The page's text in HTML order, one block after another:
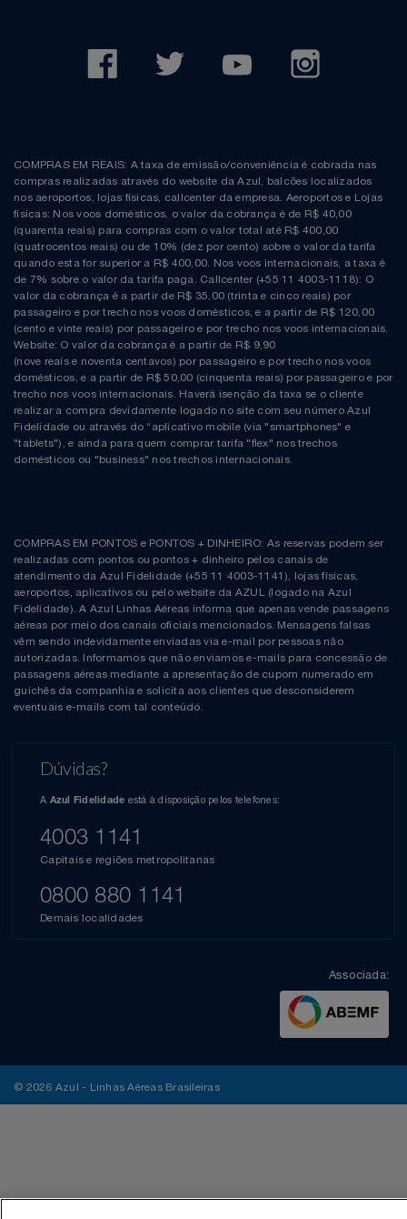
COMPRAS EM REAIS: A taxa de emissão/conveniência é cobrada nas
compras realizadas através do website da Azul, balcões localizados
nos aeroportos, lojas físicas, callcenter da empresa. Aeroportos e Lojas
físicas: Nos voos domésticos, o valor da cobrança é de R$ 40,00
(quarenta reais) para compras com o valor total até R$ 400,00
(quatrocentos reais) ou de 10% (dez por cento) sobre o valor da tarifa
quando esta for superior a R$ 400,00. Nos voos internacionais, a taxa é
de 7% sobre o valor da tarifa paga. Callcenter (+55 11 4003-1118): O
valor da cobrança é a partir de R$ 35,00 (trinta e cinco reais) por
passageiro e por trecho nos voos domésticos, e a partir de R$ 120,00
(cento e vinte reais) por passageiro e por trecho nos voos internacionais.
Website: O valor da cobrança é a partir de R$ 9,90
(nove reais e noventa centavos) por passageiro e por trecho nos voos
domésticos, e a partir de R$ 50,00 (cinquenta reais) por passageiro e por
trecho nos voos internacionais. Haverá isenção da taxa se o cliente
realizar a compra devidamente logado no site com seu número Azul
Fidelidade ou através do “aplicativo mobile (via "smartphones" e
"tablets"), e ainda para quem comprar tarifa "flex" nos trechos
domésticos ou "business" nos trechos internacionais.
COMPRAS EM PONTOS e PONTOS + DINHEIRO: As reservas podem ser
realizadas com pontos ou pontos + dinheiro pelos canais de
atendimento da Azul Fidelidade (+55 11 4003-1141), lojas físicas,
aeroportos, aplicativos ou pelo website da AZUL (logado na Azul
Fidelidade). A Azul Linhas Aéreas informa que apenas vende passagens
aéreas por meio dos canais oficiais mencionados. Mensagens falsas
vêm sendo indevidamente enviadas via e-mail por pessoas não
autorizadas. Informamos que não enviamos e-mails para concessão de
passagens aéreas mediante a apresentação de cupom numerado em
guichês da companhia e solicita aos clientes que desconsiderem
eventuais e-mails com tal conteúdo.
Dúvidas?
A Azul Fidelidade está à disposição pelos telefones:
4003 1141
Capitais e regiões metropolitanas
0800 880 1141
Demais localidades
Associada:
© 2026 Azul - Linhas Aéreas Brasileiras